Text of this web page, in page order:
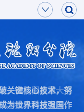
，面向国家重大需
学技术跨越发展，
关键核心技术，努
为世界科技强国作